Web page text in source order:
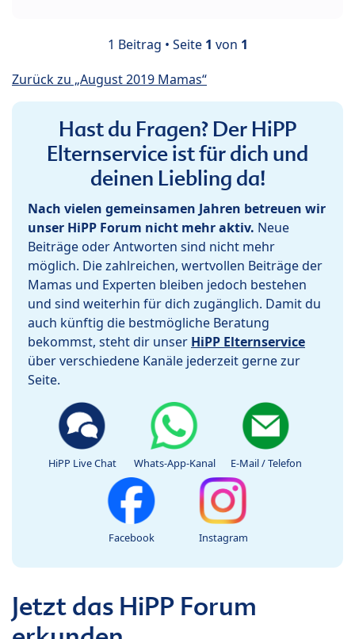
1 Beitrag • Seite 1 von 1
Zurück zu „August 2019 Mamas“
Hast du Fragen? Der HiPP
Elternservice ist für dich und
deinen Liebling da!
Nach vielen gemeinsamen Jahren betreuen wir
unser HiPP Forum nicht mehr aktiv. Neue
Beiträge oder Antworten sind nicht mehr
möglich. Die zahlreichen, wertvollen Beiträge der
Mamas und Experten bleiben jedoch bestehen
und sind weiterhin für dich zugänglich. Damit du
auch künftig die bestmögliche Beratung
bekommst, steht dir unser HiPP Elternservice
über verschiedene Kanäle jederzeit gerne zur
Seite.
HiPP Live Chat Whats-App-Kanal E-Mail / Telefon
Facebook Instagram
Jetzt das HiPP Forum